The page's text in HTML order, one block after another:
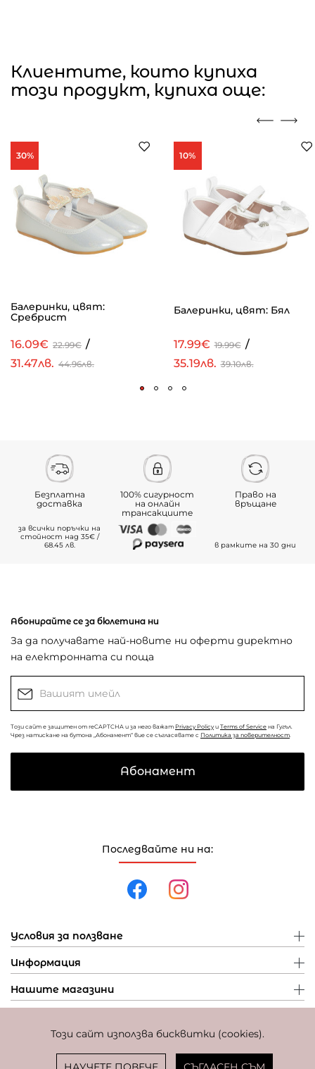
Този сайт използва бисквитки (cookies).
Клиентите, които купиха
този продукт, купиха още:
30%
Балеринки, цвят:
Сребрист
16.09€ 22.99€ /
31.47лв. 44.96лв.
10%
Балеринки, цвят: Бял
17.99€ 19.99€ /
35.19лв. 39.10лв.
Безплатна
доставка
за всички поръчки на
стойност над 35€ /
68.45 лв.
100% сигурност
на онлайн
трансакциите
Право на
връщане
в рамките на 30 дни
Последвайте ни на:
Условия за ползване
Информация
Нашите магазини
Абонирайте се за бюлетина ни
За да получавате най-новите ни оферти директно
на електронната си поща
Този сайт е защитен от reCAPTCHA и за него важат Privacy Policy и Terms of Service на Гугъл.
Чрез натискане на бутона „Абонамент“ вие се съгласявате с Политика за поверителност
Абонамент
Фиксиран курс за превалутиране: 1 EUR = 1,95583 BGN